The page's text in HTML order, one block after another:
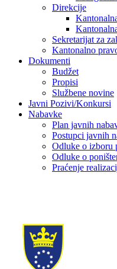
Direkcije
Sekretarijat za
Kantonalno
Dokumenti
Budžet
Propisi
Službene novine
Javni Pozivi/Konkursi
Nabavke
Plan javnih
Postupci javnih
Odluke o izboru
Odluke o
Praćenje